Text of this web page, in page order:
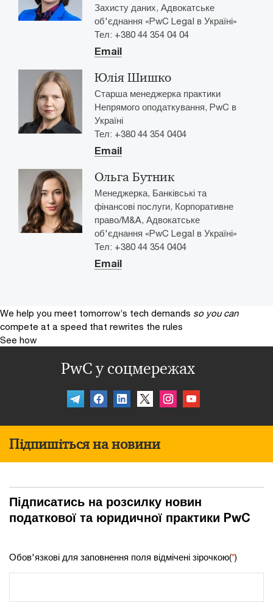
Захисту даних, Адвокатське
об'єднання «PwC Legal в Україні»
Тел: +380 44 354 04 04
Email
Юлія Шишко
Старша менеджерка практики
Непрямого оподаткування, PwC в
Україні
Тел: +380 44 354 0404
Email
Ольга Бутник
Менеджерка, Банківські та
фінансові послуги, Корпоративне
право/M&A, Адвокатське
об'єднання «PwC Legal в Україні»
Тел: +380 44 354 0404
Email
We help you meet tomorrow’s tech demands so you can
compete at a speed that rewrites the rules
See how
PwC у соцмережах
Підпишіться на новини
Підписатись на розсилку новин
податкової та юридичної практики PwC
Обов'язкові для заповнення поля відмічені зірочкою(*)